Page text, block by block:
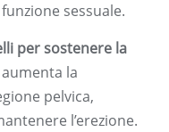
sessuale.
per sostenere la
la
pelvica,
l’erezione.